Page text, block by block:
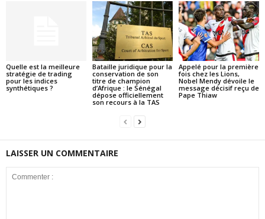
Quelle est la meilleure
stratégie de trading
pour les indices
synthétiques ?
Bataille juridique pour la
conservation de son
titre de champion
d’Afrique : le Sénégal
dépose officiellement
son recours à la TAS
Appelé pour la première
fois chez les Lions,
Nobel Mendy dévoile le
message décisif reçu de
Pape Thiaw
LAISSER UN COMMENTAIRE